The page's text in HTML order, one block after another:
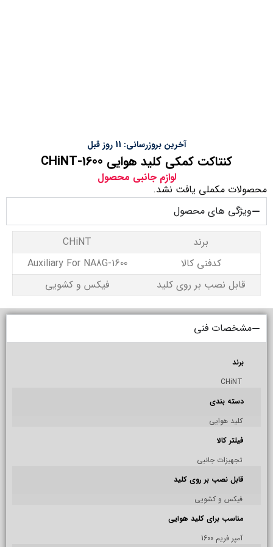
آخرین بروزرسانی: 11 روز قبل
کنتاکت کمکی کلید هوایی CHiNT-1600
لوازم جانبی محصول
محصولات مکملی یافت نشد.
ویژگی های محصول
برند
CHiNT
کدفنی کالا
Auxiliary For NA8G‐1600
قابل نصب بر روی کلید
فیکس و کشویی
مشخصات فنی
برند
CHiNT
دسته بندی
کلید هوایی
فیلتر کالا
تجهیزات جانبی
قابل نصب بر روی کلید
فیکس و کشویی
مناسب برای کلید هوایی
آمپر فریم 1600